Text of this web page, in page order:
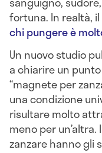
fortuna. In realtà, il
chi pungere è
Un nuovo studio
a chiarire un
“magnete per
una condizione
risultare molto
meno per
zanzare hanno gli